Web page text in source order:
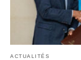
ACTUALITÉS